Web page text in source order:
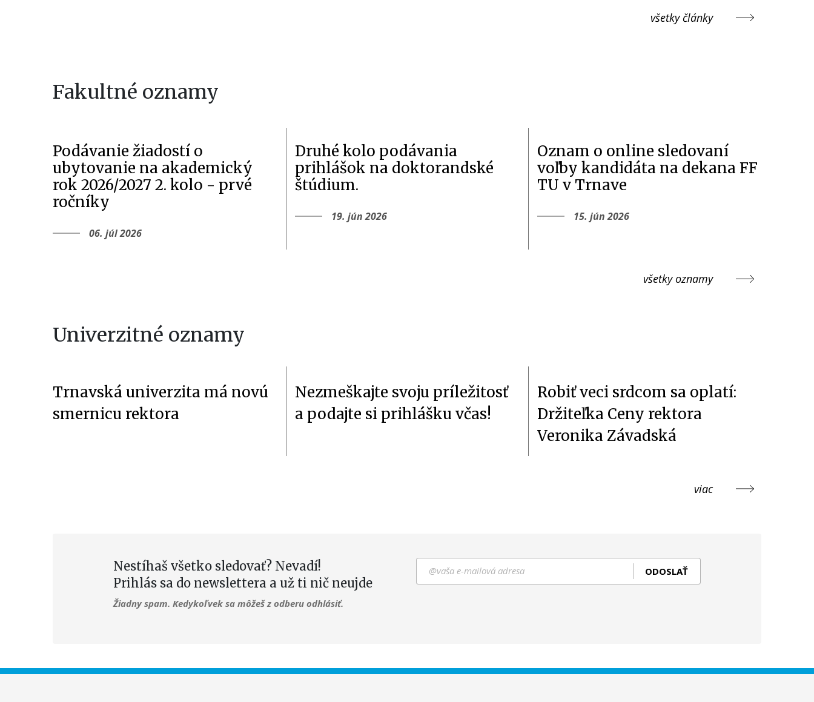
všetky články
Fakultné oznamy
Podávanie žiadostí o
ubytovanie na akademický
rok 2026/2027 2. kolo - prvé
ročníky
06. júl 2026
Druhé kolo podávania
prihlášok na doktorandské
štúdium.
19. jún 2026
Oznam o online sledovaní
voľby kandidáta na dekana FF
TU v Trnave
15. jún 2026
všetky oznamy
Univerzitné oznamy
Trnavská univerzita má novú
smernicu rektora
Nezmeškajte svoju príležitosť
a podajte si prihlášku včas!
Robiť veci srdcom sa oplatí:
Držiteľka Ceny rektora
Veronika Závadská
viac
Nestíhaš všetko sledovať? Nevadí!
Prihlás sa do newslettera a už ti nič neujde
Žiadny spam. Kedykoľvek sa môžeš z odberu odhlásiť.